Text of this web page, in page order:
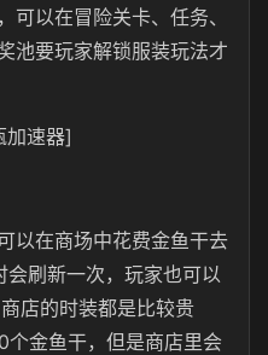
可以在冒险关卡、任务、
池要玩家解锁服装玩法才
加速器]
以在商场中花费金鱼干去
刷新一次，玩家也可以
店的时装都是比较贵
个金鱼干，但是商店里会